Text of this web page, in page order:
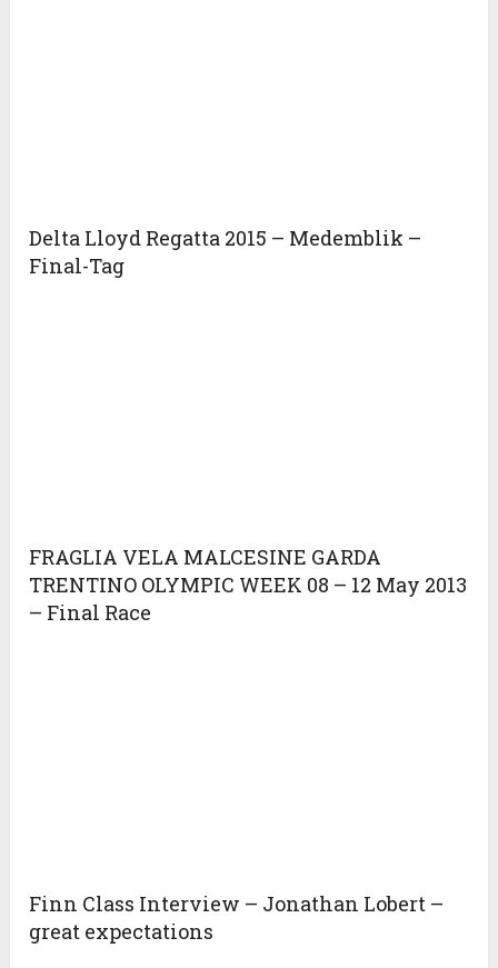
Delta Lloyd Regatta 2015 – Medemblik –
Final-Tag
FRAGLIA VELA MALCESINE GARDA
TRENTINO OLYMPIC WEEK 08 – 12 May 2013
– Final Race
Finn Class Interview – Jonathan Lobert –
great expectations